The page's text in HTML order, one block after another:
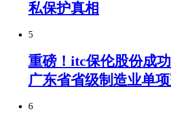
私保护真相
5
重磅！itc保伦股份成
广东省省级制造业单项
6